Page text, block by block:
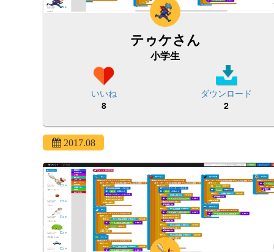
テゥケさん
小学生
いいね
8
ダウンロード
2
2017.08